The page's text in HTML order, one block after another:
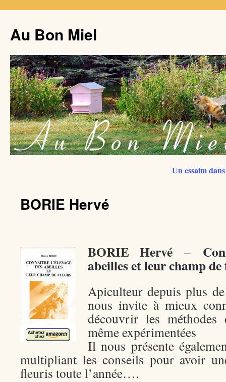
Au Bon Miel
Un essaim
BORIE Hervé
BORIE Hervé–
abeilles et leur champ
Apiculteur depuis plus
nous invite à mieux
découvrir les méthodes
même expérimentées
Il nous présente
multipliant les conseils pour avoir
fleuris toute l’année….